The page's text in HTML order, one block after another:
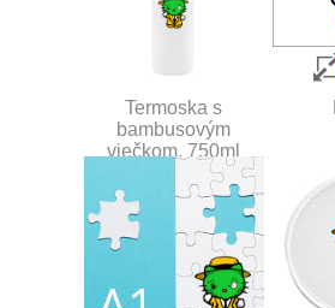
Termoska s
bambusovým
viečkom, 750ml